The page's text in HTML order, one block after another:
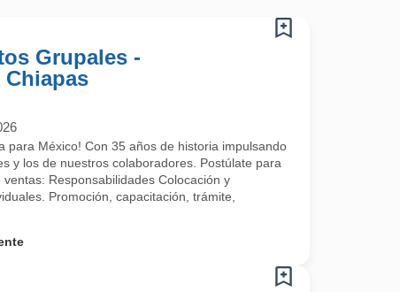
Grupales -
Chiapas
para México! Con 35 años de historia impulsando
y los de nuestros colaboradores. Postúlate para
Responsabilidades Colocación y
Promoción, capacitación, trámite,